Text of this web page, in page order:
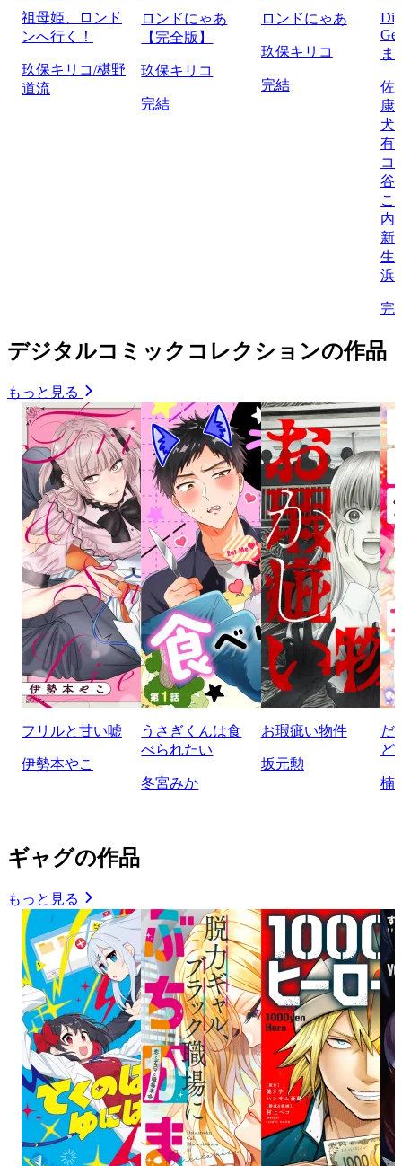
祖母姫、ロンド
ンへ行く！
玖保キリコ/椹野
道流
ロンドにゃあ
【完全版】
玖保キリコ
完結
ロンドにゃあ
玖保キリコ
完結
ま
佐
康
犬
有
コ
谷
こ
内
新
生/
浜
完
デジタルコミックコレクションの作品
もっと見る
フリルと甘い嘘
伊勢本やこ
うさぎくんは食
べられたい
冬宮みか
お瑕疵い物件
坂元勲
だ
ど
楠
ギャグの作品
もっと見る